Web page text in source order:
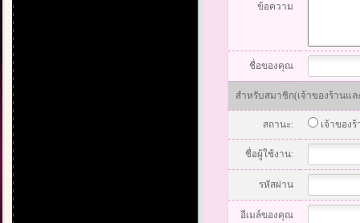
ข้อความ
ชื่อของคุณ
สำหรับสมาชิก(เจ้าของร้านแ
สถานะ: เจ้าของ
ชื่อผู้ใช้งาน:
รหัสผ่าน
อีเมล์ของคุณ